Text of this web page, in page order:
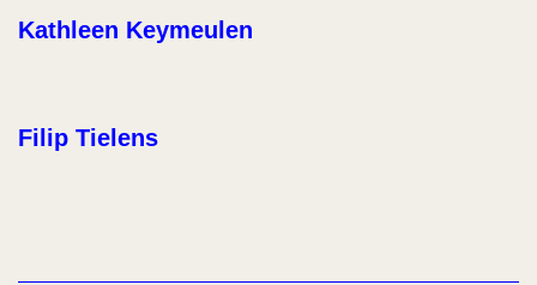
Kathleen Keymeulen
Filip Tielens